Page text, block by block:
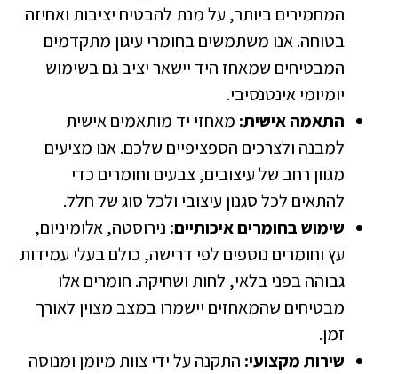
המחמירים ביותר, על מנת להבטיח יציבות ואחיזה
בטוחה. אנו משתמשים בחומרי עיגון מתקדמים
המבטיחים שמאחז היד יישאר יציב גם בשימוש
יומיומי אינטנסיבי.
התאמה אישית:מאחזי יד מותאמים אישית
למבנה ולצרכים הספציפיים שלכם. אנו מציעים
מגוון רחב של עיצובים, צבעים וחומרים כדי
להתאים לכל סגנון עיצובי ולכל סוג של חלל.
שימוש בחומרים איכותיים:נירוסטה, אלומיניום,
עץ וחומרים נוספים לפי דרישה, כולם בעלי עמידות
גבוהה בפני בלאי, לחות ושחיקה. חומרים אלו
מבטיחים שהמאחזים יישמרו במצב מצוין לאורך
זמן.
שירות מקצועי:התקנה על ידי צוות מיומן ומנוסה